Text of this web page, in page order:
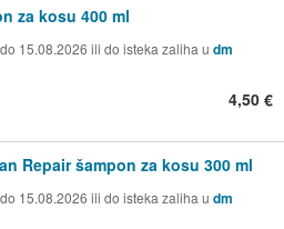
za kosu 400 ml
15.08.2026 ili do isteka zaliha u dm
4,50 €
Repair šampon za kosu 300 ml
15.08.2026 ili do isteka zaliha u dm